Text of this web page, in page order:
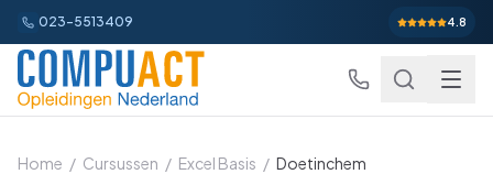
023-5513409 4.8
Home / Cursussen / Excel Basis / Doetinchem